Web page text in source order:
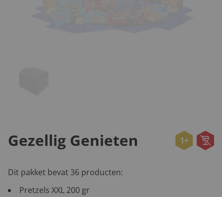
Gezellig Genieten 1+
Dit pakket bevat 36 producten:
Pretzels XXL 200 gr